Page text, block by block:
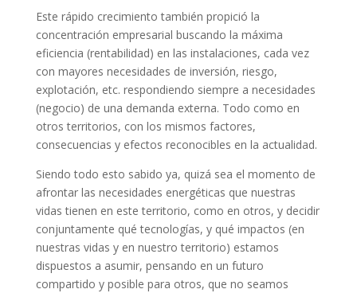
Este rápido crecimiento también propició la
concentración empresarial buscando la máxima
eficiencia (rentabilidad) en las instalaciones, cada vez
con mayores necesidades de inversión, riesgo,
explotación, etc. respondiendo siempre a necesidades
(negocio) de una demanda externa. Todo como en
otros territorios, con los mismos factores,
consecuencias y efectos reconocibles en la actualidad.
Siendo todo esto sabido ya, quizá sea el momento de
afrontar las necesidades energéticas que nuestras
vidas tienen en este territorio, como en otros, y decidir
conjuntamente qué tecnologías, y qué impactos (en
nuestras vidas y en nuestro territorio) estamos
dispuestos a asumir, pensando en un futuro
compartido y posible para otros, que no seamos